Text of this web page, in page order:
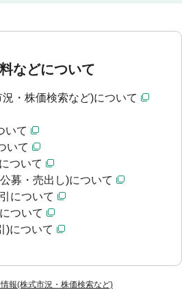
報(株式市況・株価検索など)
などについて
・株価検索など)について
いて
いて
ついて
募・売出し)について
について
ついて
)について